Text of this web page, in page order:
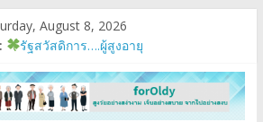
August 8, 2026
รัฐสวัสดิการ….ผู้สูงอายุ
มนุษย์ต่างวัย
Fest 2026
แรงบันดาลใจหนึ่ง